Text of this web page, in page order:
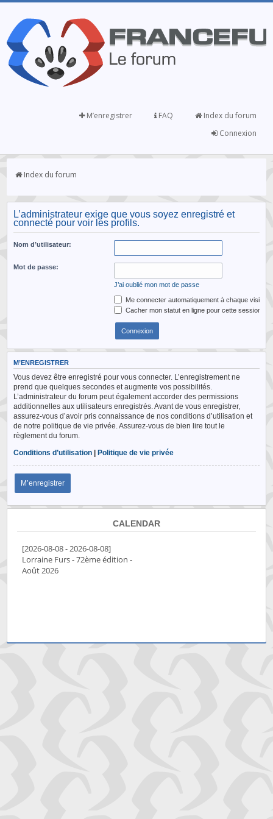
Index du forum
FAQ
M’enregistrer
Connexion
Index du forum
L’administrateur exige que vous soyez enregistré et
connecté pour voir les profils.
Nom d’utilisateur:
Mot de passe:
J’ai oublié mon mot de passe
Me connecter automatiquement à chaque visite
Cacher mon statut en ligne pour cette session
M’ENREGISTRER
Vous devez être enregistré pour vous connecter. L’enregistrement ne
prend que quelques secondes et augmente vos possibilités.
L’administrateur du forum peut également accorder des permissions
additionnelles aux utilisateurs enregistrés. Avant de vous enregistrer,
assurez-vous d’avoir pris connaissance de nos conditions d’utilisation et
de notre politique de vie privée. Assurez-vous de bien lire tout le
règlement du forum.
Conditions d’utilisation |Politique de vie privée
M’enregistrer
CALENDAR